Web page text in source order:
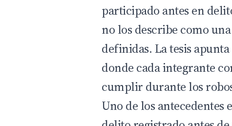
participado antes en
no los describe como
definidas. La tesis
donde cada integrante
cumplir durante los
Uno de los antecedentes